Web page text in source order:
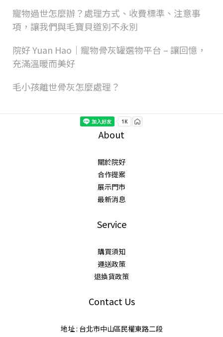
寵物過世怎麼辦？處理方式、收費標準、注意事
項，讓我們與毛寶貝道別不永別
院好 Yuan Hao｜寵物骨灰罐選物平台 – 讓回憶，
充滿溫暖而美好
毛小孩離世骨灰怎麼處理？
About
關於院好
合作提案
展示門市
最新消息
Service
購買須知
運送政策
退換貨政策
Contact Us
地址 : 台北市中山區民權東路二段